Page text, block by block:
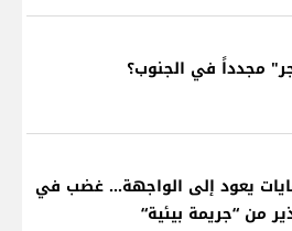
مجدداً في الجنوب؟
يعود إلى الواجهة… غضب في
من “جريمة بيئية“